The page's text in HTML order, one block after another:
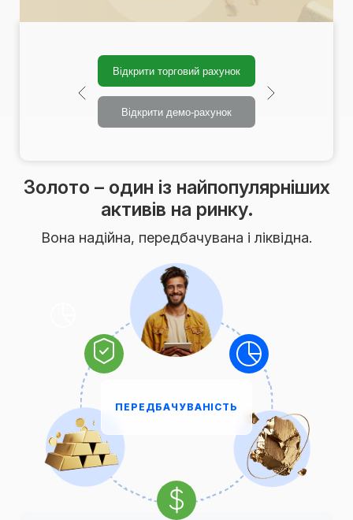
Відкрити торговий рахунок
Відкрити демо-рахунок
Золото – один із найпопулярніших
активів на ринку.
Вона надійна, передбачувана і ліквідна.
ПЕРЕДБАЧУВАНІСТЬ